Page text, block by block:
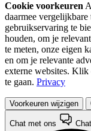
Cookie voorkeuren
daarmee
gebruikservaring te
houden, om je
te meten, onze eigen
en om je relevante
externe websites. Klik
te gaan. Privacy
Voorkeuren wijzigen
Chat met ons